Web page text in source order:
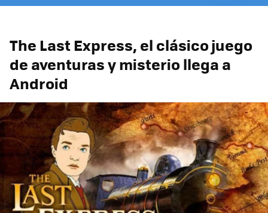
The Last Express, el clásico juego
de aventuras y misterio llega a
Android